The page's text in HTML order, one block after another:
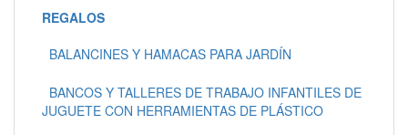
REGALOS
BALANCINES Y HAMACAS PARA JARDÍN
BANCOS Y TALLERES DE TRABAJO INFANTILES DE
JUGUETE CON HERRAMIENTAS DE PLÁSTICO